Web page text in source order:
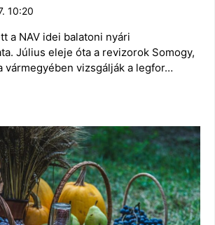
10:20
a NAV idei balatoni nyári
Július eleje óta a revizorok Somogy,
vármegyében vizsgálják a legfor…